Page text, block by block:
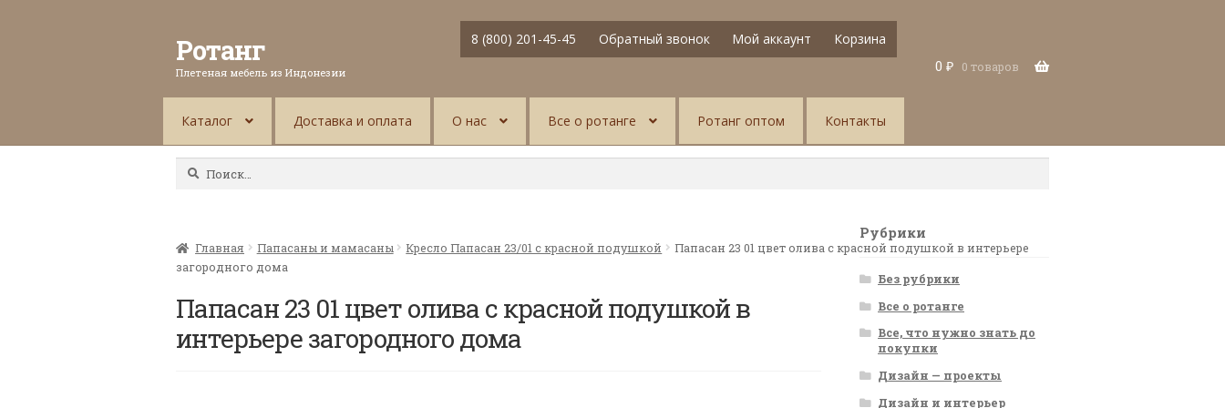
Ротанг
Плетеная мебель из Индонезии
8 (800) 201-45-45 Обратный звонок Мой аккаунт
Корзина
0 ₽ 0 товаров
Каталог Доставка и оплата О нас Все о ротанге Ротанг оптом Контакты
Найти:
Главная Папасаны и мамасаны Кресло Папасан 23/01 с красной подушкой
Папасан 23 01 цвет олива с красной подушкой в интерьере
загородного дома
Папасан 23 01 цвет олива с красной подушкой в
интерьере загородного дома
Рубрики
Без рубрики
Все о ротанге
Все, что нужно знать до
покупки
Дизайн — проекты
Дизайн и интерьер